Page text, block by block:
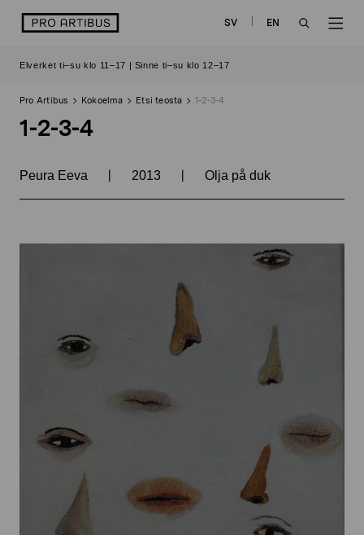
sisältöön
logo SV
EN
Elverket ti–su klo 11–17 | Sinne ti–su klo 12–17
Pro Artibus Kokoelma Etsi teosta 1-2-3-4
1-2-3-4
Peura Eeva | 2013 | Olja på duk